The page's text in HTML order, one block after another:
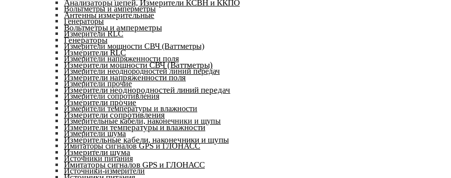
Вольтметры и амперметры
Генераторы
Измерители RLC
Измерители мощности СВЧ (Ваттметры)
Измерители напряженности поля
Измерители неоднородностей линий передач
Измерители прочие
Измерители сопротивления
Измерители температуры и влажности
Измерительные кабели, наконечники и щупы
Измерители шума
Имитаторы сигналов GPS и ГЛОНАСС
Источники питания
Источники-измерители
Анализаторы цепей, Измерители КСВН и ККПО
Антенны измерительные
Вольтметры и амперметры
Генераторы
Измерители RLC
Измерители мощности СВЧ (Ваттметры)
Измерители напряженности поля
Измерители неоднородностей линий передач
Измерители прочие
Измерители сопротивления
Измерители температуры и влажности
Измерительные кабели, наконечники и щупы
Измерители шума
Имитаторы сигналов GPS и ГЛОНАСС